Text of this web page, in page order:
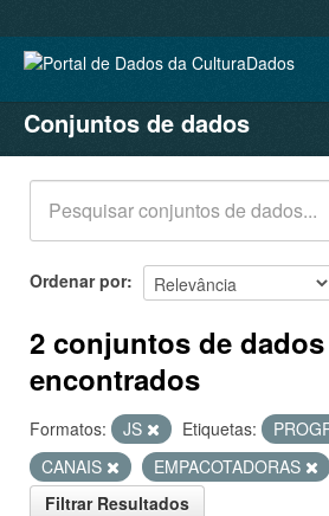
CONJUNTOS DE DADOS
ORGANIZAÇÕES
GRUPOS
SOBRE
Conjuntos de dados
Ordenar por
2 conjuntos de dados
encontrados
Formatos: JS Etiquetas:
CANAIS
EMPACOTADORAS
Filtrar Resultados